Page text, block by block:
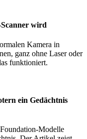
wird
Kamera in
ganz ohne Laser oder
funktioniert.
ein Gedächtnis
Modelle